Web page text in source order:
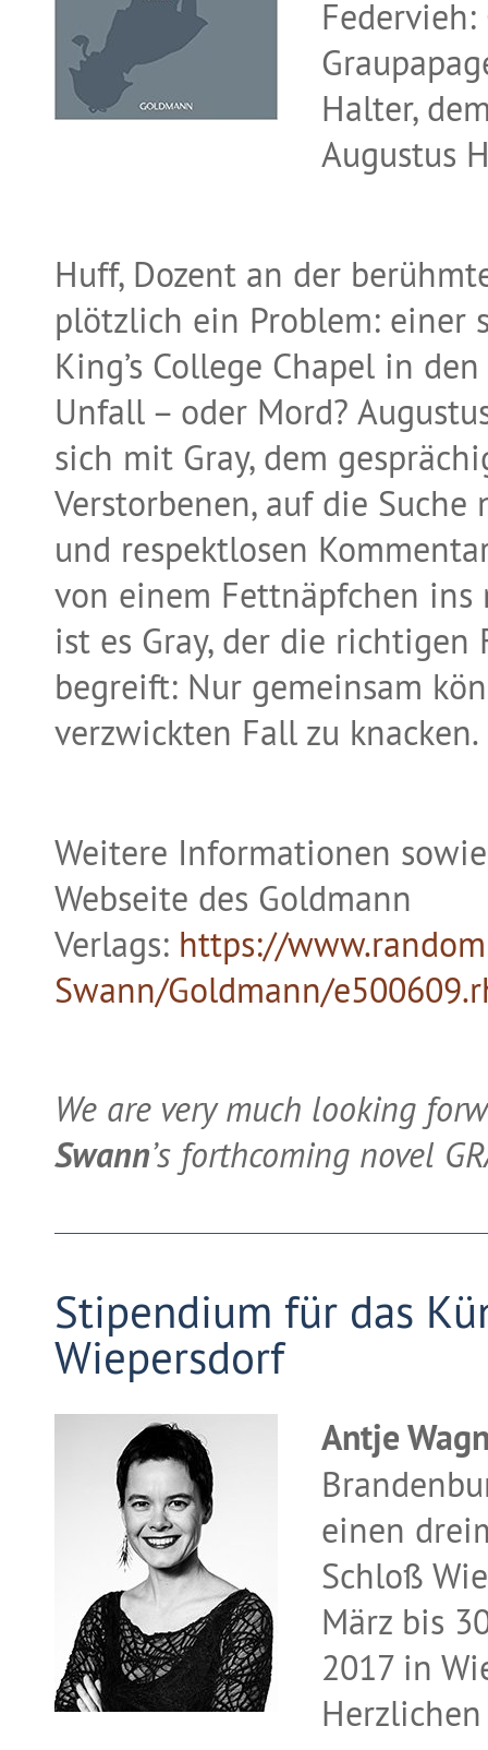
Halter,
Augustus
Huff, Dozent an der
plötzlich ein Problem: einer
King’s College Chapel in
Unfall – oder Mord?
sich mit Gray, dem
Verstorbenen, auf die Suche
und respektlosen
von einem Fettnäpfchen ins
ist es Gray, der die
begreift: Nur gemeinsam
verzwickten Fall zu knacken.
Weitere Informationen
Webseite des Goldmann
Verlags: https://
Swann/Goldmann/
We are very much looking
Swann’s forthcoming novel
Stipendium für das
Wiepersdorf
Antje
einen
Schloß
März bis
2017 in